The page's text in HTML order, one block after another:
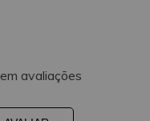
avaliações